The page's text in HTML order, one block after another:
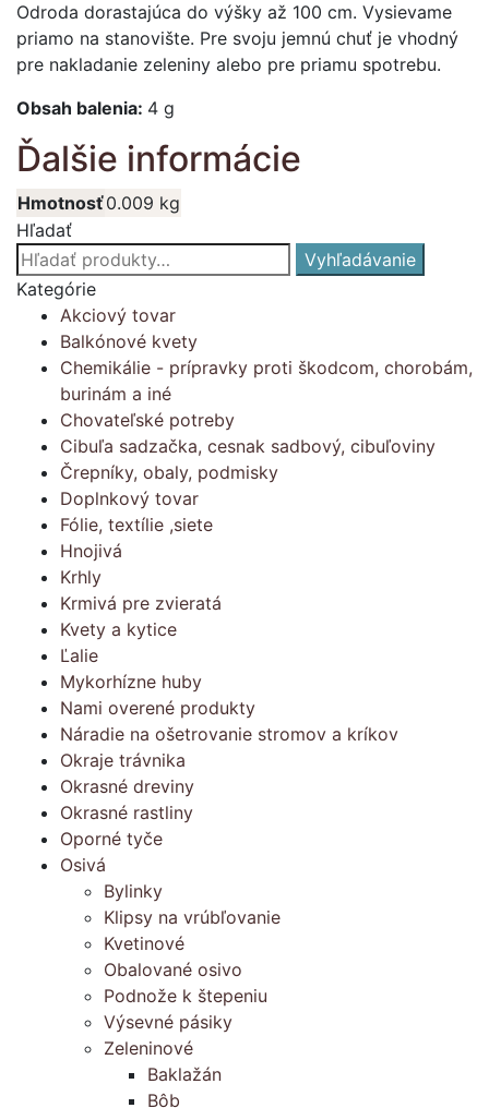
Odroda dorastajúca do výšky až 100 cm. Vysievame
priamo na stanovište. Pre svoju jemnú chuť je vhodný
pre nakladanie zeleniny alebo pre priamu spotrebu.
Obsah balenia: 4 g
Ďalšie informácie
Hmotnosť0.009 kg
Hľadať
Hľadať:
Vyhľadávanie
Kategórie
Akciový tovar
Balkónové kvety
Chemikálie - prípravky proti škodcom, chorobám,
burinám a iné
Chovateľské potreby
Cibuľa sadzačka, cesnak sadbový, cibuľoviny
Črepníky, obaly, podmisky
Doplnkový tovar
Fólie, textílie ,siete
Hnojivá
Krhly
Krmivá pre zvieratá
Kvety a kytice
Ľalie
Mykorhízne huby
Nami overené produkty
Náradie na ošetrovanie stromov a kríkov
Okraje trávnika
Okrasné dreviny
Okrasné rastliny
Oporné tyče
Osivá
Bylinky
Klipsy na vrúbľovanie
Kvetinové
Obalované osivo
Podnože k štepeniu
Výsevné pásiky
Zeleninové
Baklažán
Bôb